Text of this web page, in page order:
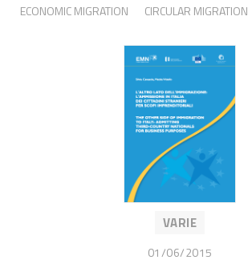
ECONOMIC MIGRATION
CIRCULAR MIGRATION
VARIE
01/06/2015